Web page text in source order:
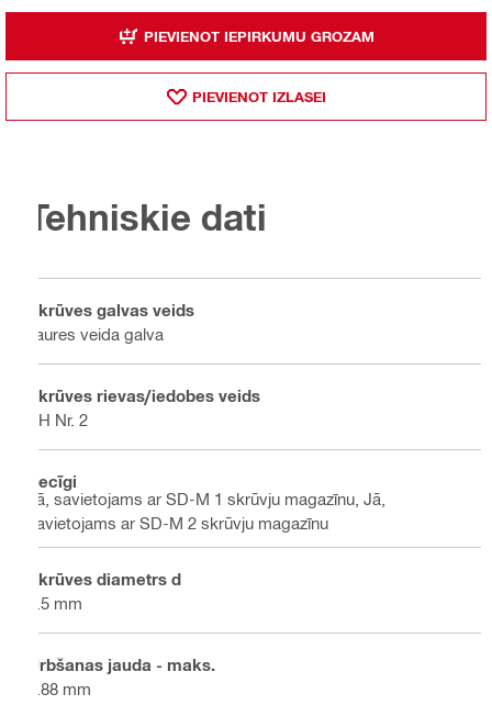
PIEVIENOT IEPIRKUMU GROZAM
PIEVIENOT IZLASEI
Tehniskie dati
Skrūves galvas veids
Taures veida galva
Skrūves rievas/iedobes veids
PH Nr. 2
Secīgi
Jā, savietojams ar SD-M 1 skrūvju magazīnu, Jā,
savietojams ar SD-M 2 skrūvju magazīnu
Skrūves diametrs d
3.5 mm
Urbšanas jauda - maks.
0.88 mm